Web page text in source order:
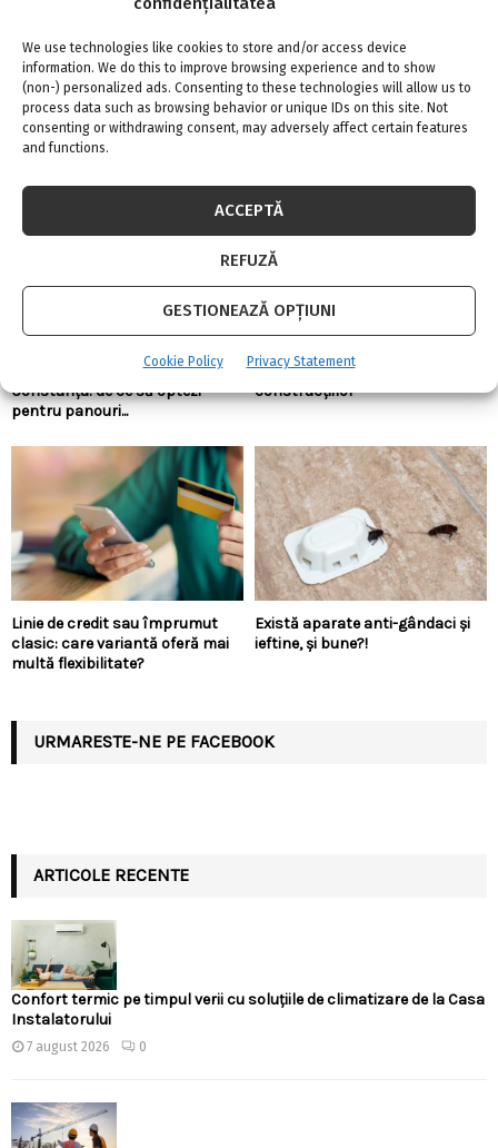
We use technologies like cookies to store and/or access device
information. We do this to improve browsing experience and to show
(non-) personalized ads. Consenting to these technologies will allow us to
process data such as browsing behavior or unique IDs on this site. Not
consenting or withdrawing consent, may adversely affect certain features
and functions.
ACCEPTĂ
REFUZĂ
GESTIONEAZĂ OPȚIUNI
Cookie Policy Privacy Statement
Confort termic pe timpul verii cu soluțiile de
climatizare de la Casa...
7 august 2026
Verile tot mai călduroase pun presiune pe orice locuință. Dacă
stai la ultimul...
Energia verde, în vogă la
Constanța: de ce să optezi
pentru panouri...
Top 5 meserii în domeniul
construcțiilor
Linie de credit sau împrumut
clasic: care variantă oferă mai
multă flexibilitate?
Există aparate anti-gândaci și
ieftine, și bune?!
URMARESTE-NE PE FACEBOOK
ARTICOLE RECENTE
Confort termic pe timpul verii cu soluțiile de climatizare de la Casa
Instalatorului
7 august 2026 0